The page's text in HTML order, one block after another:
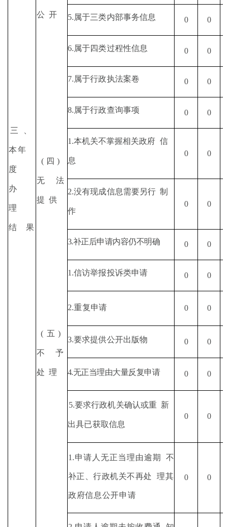
三
本年
度
办
理
结 果
公 开 5.属于三类内部事务信息 0 0
6.属于四类过程性信息 0 0
7.属于行政执法案卷 0 0
8.属于行政查询事项 0 0
( 四 )
无法
提 供
1.本机关不掌握相关政府 信
息
0 0
2.没有现成信息需要另行 制
作
0 0
3.补正后申请内容仍不明确 0 0
( 五 )
不予
处 理
1.信访举报投诉类申请 0 0
2.重复申请 0 0
3.要求提供公开出版物 0 0
4.无正当理由大量反复申请 0 0
5.要求行政机关确认或重 新
出具已获取信息
0 0
1.申请人无正当理由逾期 不
补正、行政机关不再处 理其
政府信息公开申请
0 0